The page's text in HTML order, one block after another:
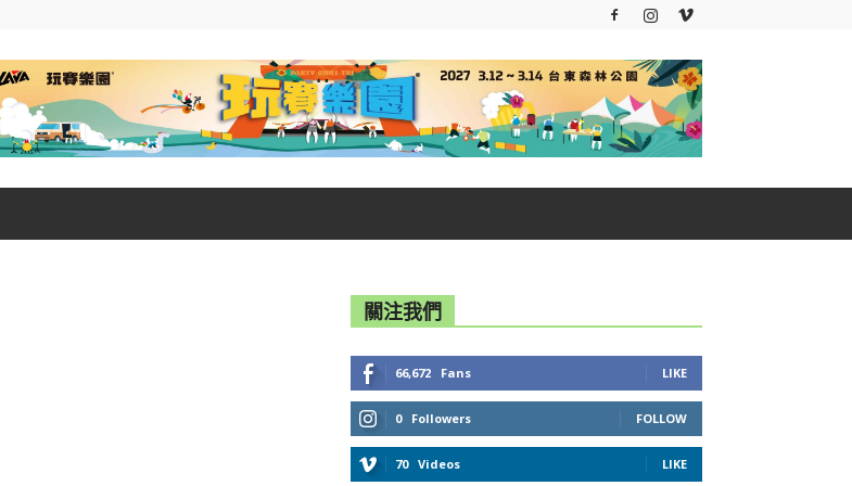
關注我們
66,672 Fans LIKE
0 Followers FOLLOW
70 Videos LIKE